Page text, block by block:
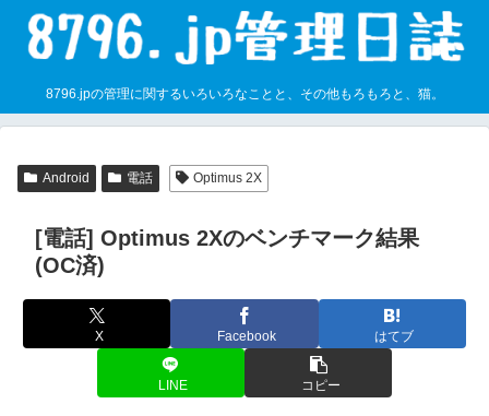
8796.jpの管理に関するいろいろなことと、その他もろもろと、猫。
Android 電話 Optimus 2X
[電話] Optimus 2Xのベンチマーク結果
(OC済)
X Facebook はてブ
LINE コピー